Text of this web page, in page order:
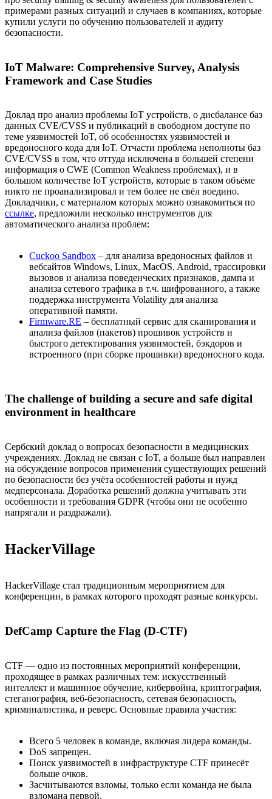
примерами разных ситуаций и случаев в компаниях, которые
купили услуги по обучению пользователей и аудиту
безопасности.
IoT Malware: Comprehensive Survey, Analysis
Framework and Case Studies
Доклад про анализ проблемы IoT устройств, о дисбалансе баз
данных CVE/CVSS и публикаций в свободном доступе по
теме уязвимостей IoT, об особенностях уязвимостей и
вредоносного кода для IoT. Отчасти проблема неполноты баз
CVE/CVSS в том, что оттуда исключена в большей степени
информация о CWE (Common Weakness проблемах), и в
большом количестве IoT устройств, которые в таком объёме
никто не проанализировал и тем более не свёл воедино.
Докладчики, с материалом которых можно ознакомиться по
ссылке, предложили несколько инструментов для
автоматического анализа проблем:
Cuckoo Sandbox – для анализа вредоносных файлов и
вебсайтов Windows, Linux, MacOS, Android, трассировки
вызовов и анализа поведенческих признаков, дампа и
анализа сетевого трафика в т.ч. шифрованного, а также
поддержка инструмента Volatility для анализа
оперативной памяти.
Firmware.RE – бесплатный сервис для сканирования и
анализа файлов (пакетов) прошивок устройств и
быстрого детектирования уязвимостей, бэкдоров и
встроенного (при сборке прошивки) вредоносного кода.
The challenge of building a secure and safe digital
environment in healthcare
Сербский доклад о вопросах безопасности в медицинских
учреждениях. Доклад не связан с IoT, а больше был направлен
на обсуждение вопросов применения существующих решений
по безопасности без учёта особенностей работы и нужд
медперсонала. Доработка решений должна учитывать эти
особенности и требования GDPR (чтобы они не особенно
напрягали и раздражали).
HackerVillage
HackerVillage стал традиционным мероприятием для
конференции, в рамках которого проходят разные конкурсы.
DefCamp Capture the Flag (D-CTF)
CTF — одно из постоянных мероприятий конференции,
проходящее в рамках различных тем: искусственный
интеллект и машинное обучение, кибервойна, криптография,
стеганография, веб-безопасность, сетевая безопасность,
криминалистика, и реверс. Основные правила участия:
Всего 5 человек в команде, включая лидера команды.
DoS запрещен.
Поиск уязвимостей в инфраструктуре CTF принесёт
больше очков.
Засчитываются взломы, только если команда не была
взломана первой.